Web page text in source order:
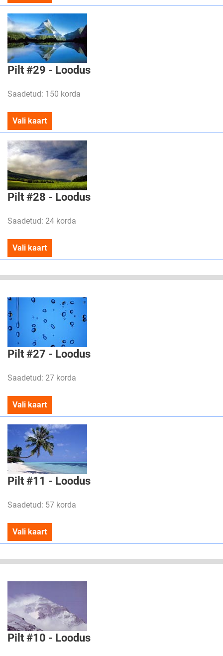
Pilt #29 - Loodus
Saadetud: 150 korda
Vali kaart
Pilt #28 - Loodus
Saadetud: 24 korda
Vali kaart
Pilt #27 - Loodus
Saadetud: 27 korda
Vali kaart
Pilt #11 - Loodus
Saadetud: 57 korda
Vali kaart
Pilt #10 - Loodus